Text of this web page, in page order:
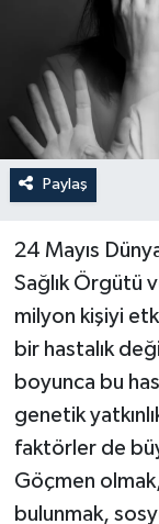
Paylaş
24 Mayıs
Sağlık Örgütü
milyon kişiyi
bir hastalık
boyunca bu
genetik
faktörler de
Göçmen
bulunmak,